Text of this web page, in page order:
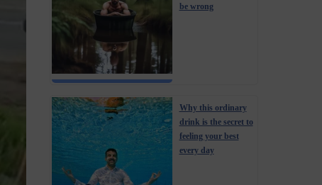
be wrong
Why this ordinary
drink is the secret to
feeling your best
every day